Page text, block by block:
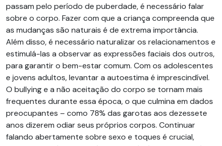
passam pelo período de puberdade, é necessário falar
sobre o corpo. Fazer com que a criança compreenda que
as mudanças são naturais é de extrema importância.
Além disso, é necessário naturalizar os relacionamentos e
estimulá-las a observar as expressões faciais dos outros,
para garantir o bem-estar comum. Com os adolescentes
e jovens adultos, levantar a autoestima é imprescindível.
O bullying e a não aceitação do corpo se tornam mais
frequentes durante essa época, o que culmina em dados
preocupantes – como 78% das garotas aos dezessete
anos dizerem odiar seus próprios corpos. Continuar
falando abertamente sobre sexo e toques é crucial,